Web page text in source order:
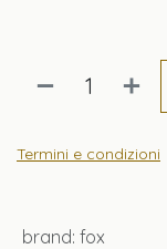
Termini e condizioni
brand: fox